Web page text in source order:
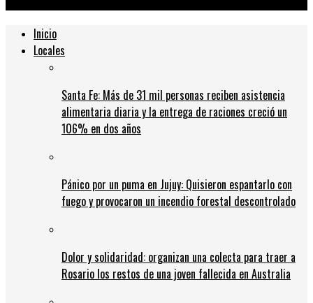
Inicio
Locales
Santa Fe: Más de 31 mil personas reciben asistencia
alimentaria diaria y la entrega de raciones creció un
106% en dos años
Pánico por un puma en Jujuy: Quisieron espantarlo con
fuego y provocaron un incendio forestal descontrolado
Dolor y solidaridad: organizan una colecta para traer a
Rosario los restos de una joven fallecida en Australia